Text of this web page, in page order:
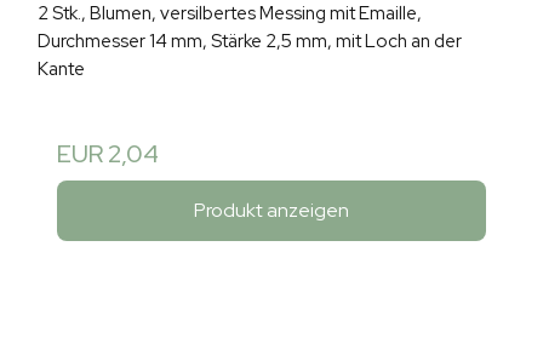
2 Stk., Blumen, versilbertes Messing mit Emaille,
Durchmesser 14 mm, Stärke 2,5 mm, mit Loch an der
Kante
EUR 2,04
Produkt anzeigen